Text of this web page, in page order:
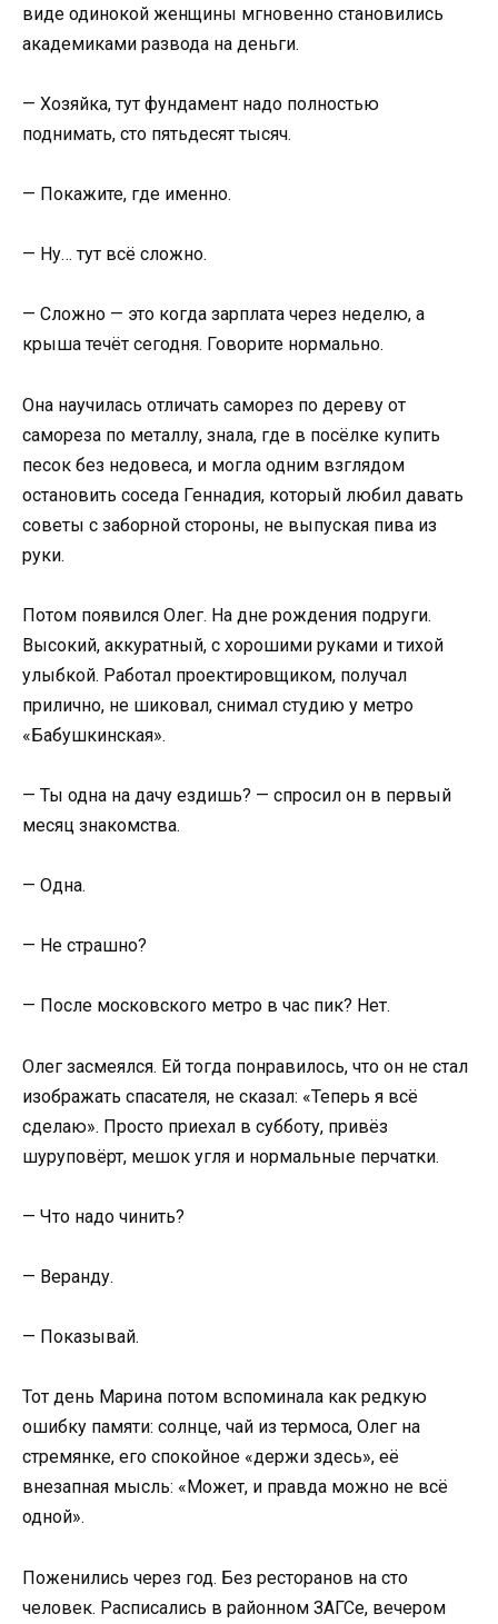
виде одинокой женщины мгновенно становились
академиками развода на деньги.
— Хозяйка, тут фундамент надо полностью
поднимать, сто пятьдесят тысяч.
— Покажите, где именно.
— Ну… тут всё сложно.
— Сложно — это когда зарплата через неделю, а
крыша течёт сегодня. Говорите нормально.
Она научилась отличать саморез по дереву от
самореза по металлу, знала, где в посёлке купить
песок без недовеса, и могла одним взглядом
остановить соседа Геннадия, который любил давать
советы с заборной стороны, не выпуская пива из
руки.
Потом появился Олег. На дне рождения подруги.
Высокий, аккуратный, с хорошими руками и тихой
улыбкой. Работал проектировщиком, получал
прилично, не шиковал, снимал студию у метро
«Бабушкинская».
— Ты одна на дачу ездишь? — спросил он в первый
месяц знакомства.
— Одна.
— Не страшно?
— После московского метро в час пик? Нет.
Олег засмеялся. Ей тогда понравилось, что он не стал
изображать спасателя, не сказал: «Теперь я всё
сделаю». Просто приехал в субботу, привёз
шуруповёрт, мешок угля и нормальные перчатки.
— Что надо чинить?
— Веранду.
— Показывай.
Тот день Марина потом вспоминала как редкую
ошибку памяти: солнце, чай из термоса, Олег на
стремянке, его спокойное «держи здесь», её
внезапная мысль: «Может, и правда можно не всё
одной».
Поженились через год. Без ресторанов на сто
человек. Расписались в районном ЗАГСе, вечером